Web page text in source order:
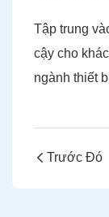
Tập trung
cậy cho
ngành thiết
Trước Đó